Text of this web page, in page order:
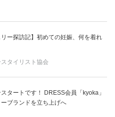
リー探訪記】初めての妊娠、何を着れ
タイリスト協会
タートです！ DRESS会員「kyoka」
ブランドを立ち上げへ